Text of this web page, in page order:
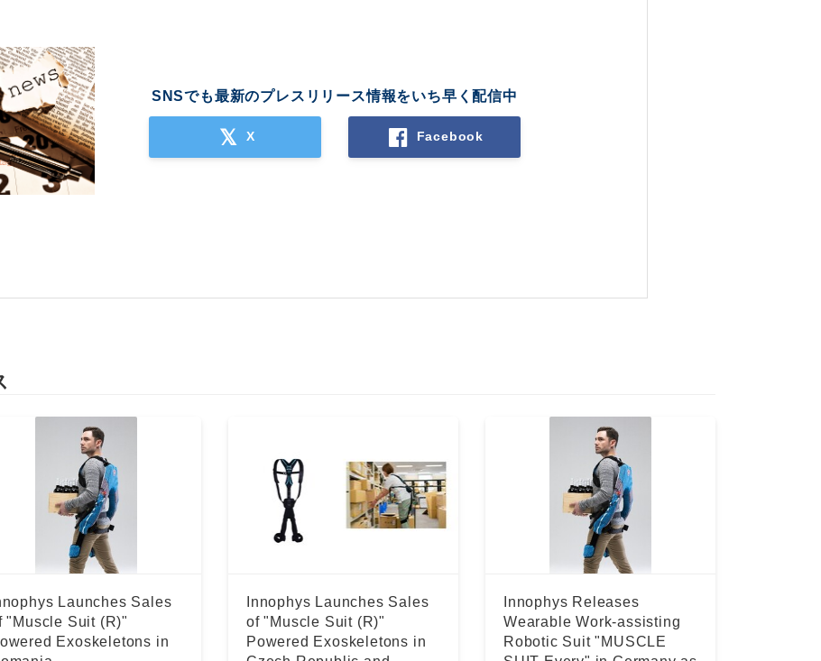
SNSでも最新のプレスリリース情報をいち早く配信中
X Facebook
Launches Sales
"Muscle Suit (R)"
Exoskeletons in
Innophys Launches Sales
of "Muscle Suit (R)"
Powered Exoskeletons in
Innophys Releases
Wearable Work-assisting
Robotic Suit "MUSCLE